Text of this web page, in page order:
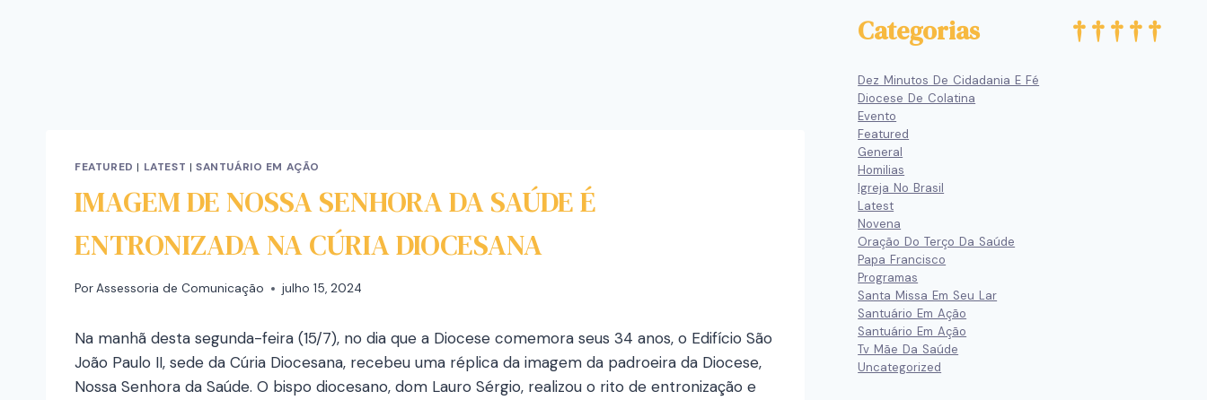
FEATURED | LATEST | SANTUÁRIO EM AÇÃO
IMAGEM DE NOSSA SENHORA DA SAÚDE É
ENTRONIZADA NA CÚRIA DIOCESANA
PorAssessoria de Comunicação julho 15, 2024
Na manhã desta segunda-feira (15/7), no dia que a Diocese comemora seus 34 anos, o Edifício São
João Paulo II, sede da Cúria Diocesana, recebeu uma réplica da imagem da padroeira da Diocese,
Nossa Senhora da Saúde. O bispo diocesano, dom Lauro Sérgio, realizou o rito de entronização e
Categorias
Dez Minutos De Cidadania E Fé
Diocese De Colatina
Evento
Featured
General
Homilias
Igreja No Brasil
Latest
Novena
Oração Do Terço Da Saúde
Papa Francisco
Programas
Santa Missa Em Seu Lar
Santuário Em Ação
Santuário Em Ação
Tv Mãe Da Saúde
Uncategorized